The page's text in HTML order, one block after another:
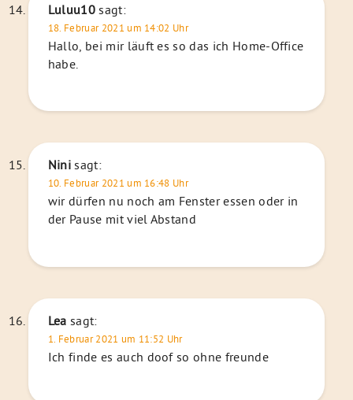
Luluu10 sagt:
18. Februar 2021 um 14:02 Uhr
Hallo, bei mir läuft es so das ich Home-Office
habe.
Nini sagt:
10. Februar 2021 um 16:48 Uhr
wir dürfen nu noch am Fenster essen oder in
der Pause mit viel Abstand
Lea sagt:
1. Februar 2021 um 11:52 Uhr
Ich finde es auch doof so ohne freunde